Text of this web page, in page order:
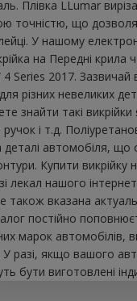
Плівка LLumar
точністю, що
У нашому
на Передні крила
Series 2017. Зазвичай
різних невеликих
знайти такі викрійки
і т.д.
деталі автомобіля,
Купити викрійку
лекал нашого
також вказана
постійно
марок автомобілів,
У разі, якщо вашого
бути виготовлені